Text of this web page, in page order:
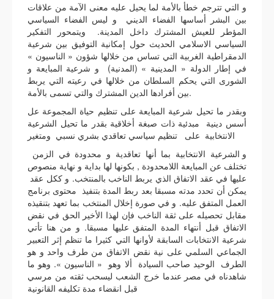
و التي تترجم خطأ بالأمة لما يحيل عليه معنى الآمة من علاقات
بين البشر أساسها الفضاء الديني و ليس الفضاء السياسي
المؤطر للعيش المشترك داخل المدينة. ويتمحور التفكير
السياسي الاسلامي الحديث حول إمكانية التوفيق بين شرعية
الدمقراطية الغربية التي تساس من خلالها شؤون « الناسيون »
في إطار الدولة « المدينية » (المدنية) و شرعية المبايعة و
الشورى التي يحكم السلطان من خلالها في رعيته التي يربط
بين أفرادها الدين المشترك والتي تسمى بالأمة.
وبقدر ما تحيل شرعية المبايعة على تنظيم حياة المجموعة عل
أسس دينية مبدئية ذات صبغة أخلاقية بقدر ما تحيل الشرعية
الانتخابية على تنظيم سياسي تعاقدي بشري نسبي ومتغير
و الشرعية الانتخابية بما أنها تعاقدية و محدودة في الزمن
تختلف عن المبايعة اللامحدودة , بكونها لها بداية و نهاية منصوص
عليها في عقد الاتفاق الذي يربط الناخب بالمنتخب. و ككل عقد
يمكن أن تحدد مدته مسبقا بعد ربط المدة بتنفيذ محتوى برنامج
العمل المتفق عليه. و في صورة إخلال المنتخب بما تعهد بتنقيذه
مقابل تحصيله على ثقة الناخب فإن لهذا الأخير الحق في نقض
الاتفاق قبل أنتهاء المدة المتفق عليها مسبقا. و من هنا تأتي
شرعية الانتخابات السابقة لأوانها التي كثيرا ما تنظم إثر التعبير
الجماعي السلمي على نية نقض الاتفاق من طرف واحد و هو
الطرف الوحيد صاحب السيادة ألا وهو « الناسيون ». وهو ما
شاهدناه في مصر عندما خرج الشعب ليسحب ثقته من مرسي
قبل انقضاء مدة تكليفه القانونية